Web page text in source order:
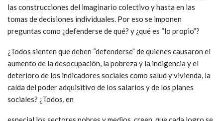
las construcciones del imaginario colectivo y hasta en las
tomas de decisiones individuales. Por eso se imponen
preguntas como ¿defenderse de qué? y ¿qué es “lo propio”?
¿Todos sienten que deben “defenderse” de quienes causaron el
aumento de la desocupación, la pobreza y la indigencia y el
deterioro de los indicadores sociales como salud y vivienda, la
caída del poder adquisitivo de los salarios y de los planes
sociales? ¿Todos, en